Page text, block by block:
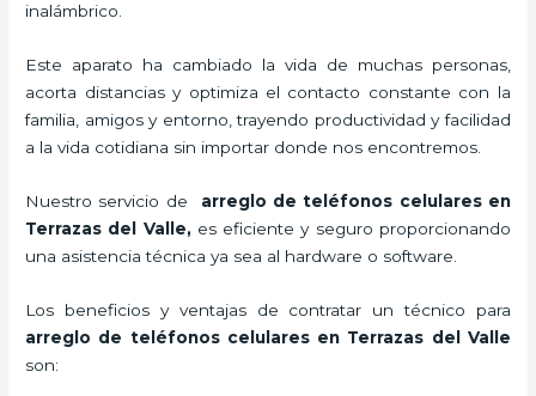
inalámbrico.
Este aparato ha cambiado la vida de muchas personas,
acorta distancias y optimiza el contacto constante con la
familia, amigos y entorno, trayendo productividad y facilidad
a la vida cotidiana sin importar donde nos encontremos.
Nuestro servicio de arreglo de teléfonos celulares en
Terrazas del Valle,es eficiente y seguro proporcionando
una asistencia técnica ya sea al hardware o software.
Los beneficios y ventajas de contratar un técnico para
arreglo de teléfonos celularesen Terrazas del Valle
son: